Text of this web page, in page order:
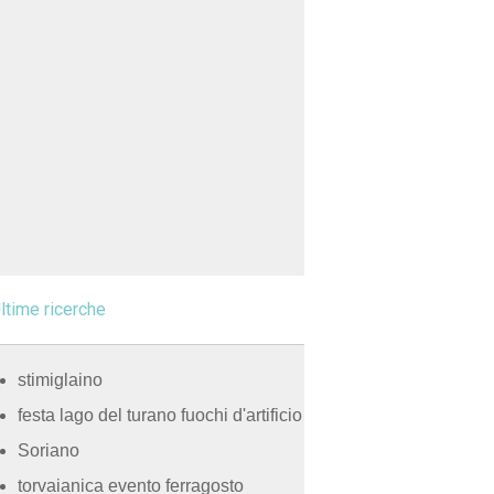
ricerche
stimiglaino
festa lago del turano fuochi d'artificio
Soriano
torvaianica evento ferragosto